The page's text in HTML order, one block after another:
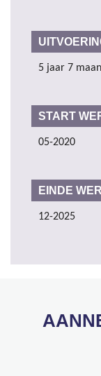
5 jaar 7
START
05-2020
EINDE
12-2025